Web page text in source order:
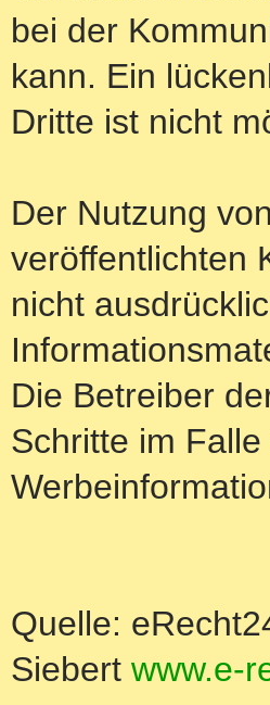
bei der
kann. Ein
Dritte ist nicht
Der Nutzung
veröffentlichten
nicht
Die Betreiber
Schritte im
Quelle:
Siebert www.e-